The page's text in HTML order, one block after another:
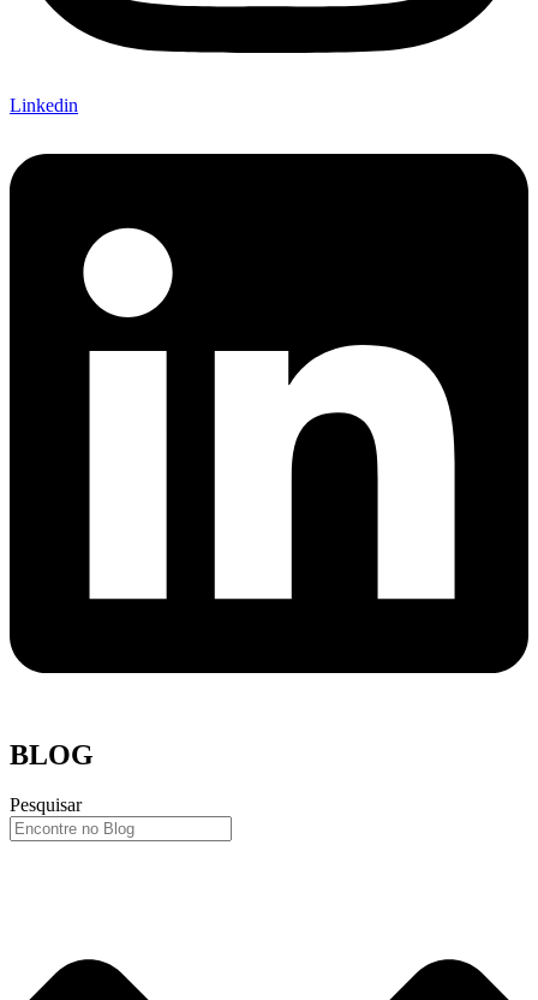
Linkedin
BLOG
Pesquisar